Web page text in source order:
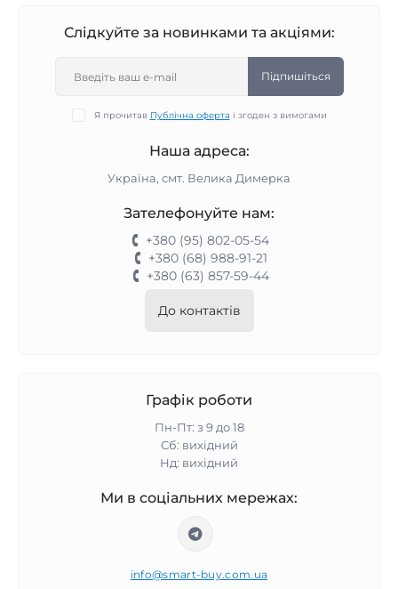
Слідкуйте за новинками та акціями:
Підпишіться
Я прочитав Публічна оферта і згоден з вимогами
Наша адреса:
Україна, смт. Велика Димерка
Зателефонуйте нам:
+380 (95) 802-05-54
+380 (68) 988-91-21
+380 (63) 857-59-44
До контактів
Графік роботи
Пн-Пт: з 9 до 18
Сб: вихідний
Нд: вихідний
Ми в соціальних мережах:
info@smart-buy.com.ua